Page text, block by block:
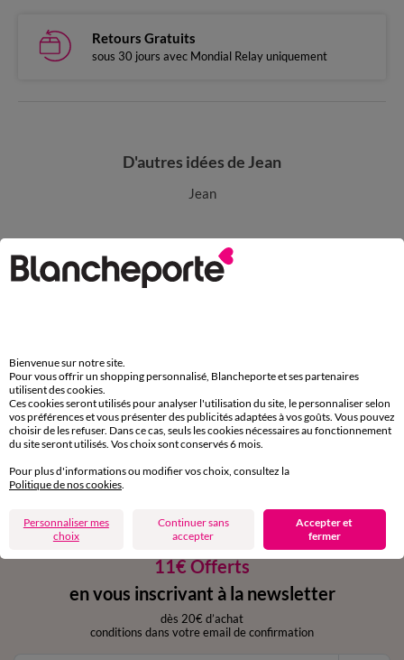
Retours Gratuits
sous 30 jours avec Mondial Relay uniquement
D'autres idées de Jean
Jean
Paiement 100% sécurisé
domicile, relais, consignes automatiques
Retours gratuits
sous 30 jours avec Mondial Relay uniquement
Service clients
par chat et par téléphone
11€ Offerts
en vous inscrivant à la newsletter
dès 20€ d’achat
conditions dans votre email de confirmation
Bienvenue sur notre site.
Pour vous offrir un shopping personnalisé, Blancheporte et ses partenaires
utilisent des cookies.
Ces cookies seront utilisés pour analyser l'utilisation du site, le personnaliser selon
vos préférences et vous présenter des publicités adaptées à vos goûts. Vous pouvez
choisir de les refuser. Dans ce cas, seuls les cookies nécessaires au fonctionnement
du site seront utilisés. Vos choix sont conservés 6 mois.
Pour plus d'informations ou modifier vos choix, consultez la
Politique de nos cookies
Personnaliser mes
choix
Continuer sans
accepter
Accepter et
fermer